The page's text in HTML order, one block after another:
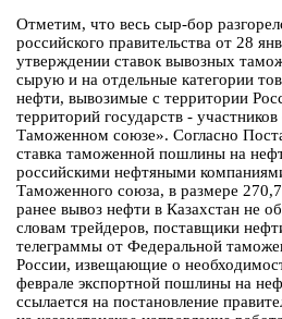
Отметим, что весь сыр-бор
российского правительства от 28
утверждении ставок вывозных
сырую и на отдельные категории
нефти, вывозимые с территории
территорий государств -
Таможенном союзе». Согласно
ставка таможенной пошлины на
российскими нефтяными
Таможенного союза, в размере
ранее вывоз нефти в Казахстан не
словам трейдеров, поставщики
телеграммы от Федеральной
России, извещающие о
феврале экспортной пошлины на
ссылается на постановление